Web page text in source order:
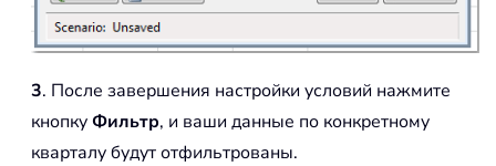
3. После завершения настройки условий нажмите
кнопкуФильтр, и ваши данные по конкретному
кварталу будут отфильтрованы.